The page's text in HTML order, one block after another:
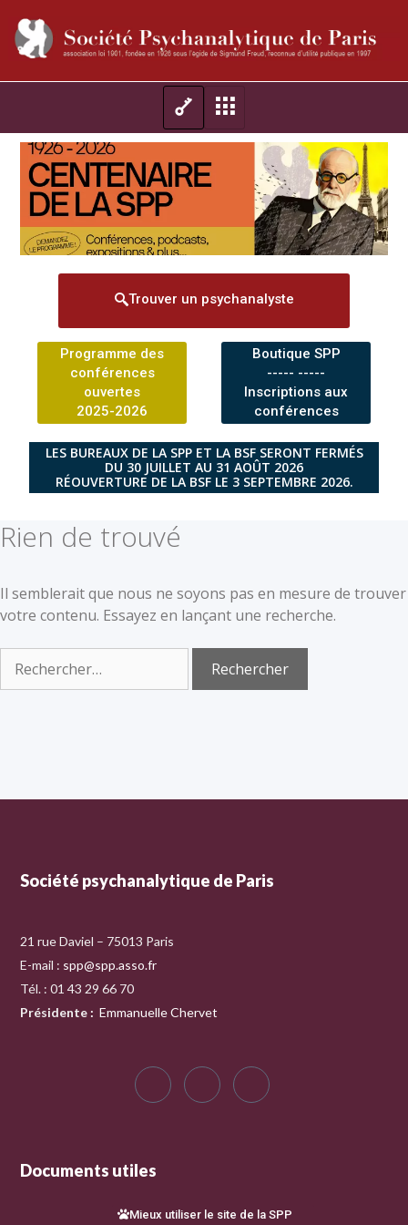
Trouver un psychanalyste
Programme des
conférences
ouvertes
2025-2026
Boutique SPP
----- -----
Inscriptions aux
conférences
LES BUREAUX DE LA SPP ET LA BSF SERONT FERMÉS
DU 30 JUILLET AU 31 AOÛT 2026
RÉOUVERTURE DE LA BSF LE 3 SEPTEMBRE 2026.
Rien de trouvé
Il semblerait que nous ne soyons pas en mesure de trouver
votre contenu. Essayez en lançant une recherche.
Société psychanalytique de Paris
21 rue Daviel – 75013 Paris
E-mail : spp@spp.asso.fr
Tél. : 01 43 29 66 70
Présidente : Emmanuelle Chervet
Documents utiles
Mieux utiliser le site de la SPP